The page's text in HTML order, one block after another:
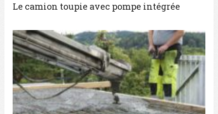
Le camion toupie avec pompe intégrée